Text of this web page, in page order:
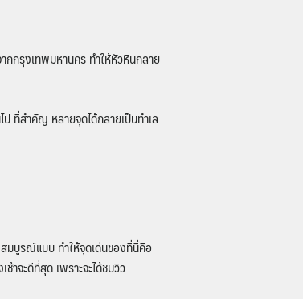
กรุงเทพมหานคร ทำให้หัวหินกลาย
ที่สำคัญ หลายจุดได้กลายเป็นทำเล
มบูรณ์แบบ ทำให้จุดเด่นของที่นี่คือ
ช้าจะดีที่สุด เพราะจะได้ชมวิว